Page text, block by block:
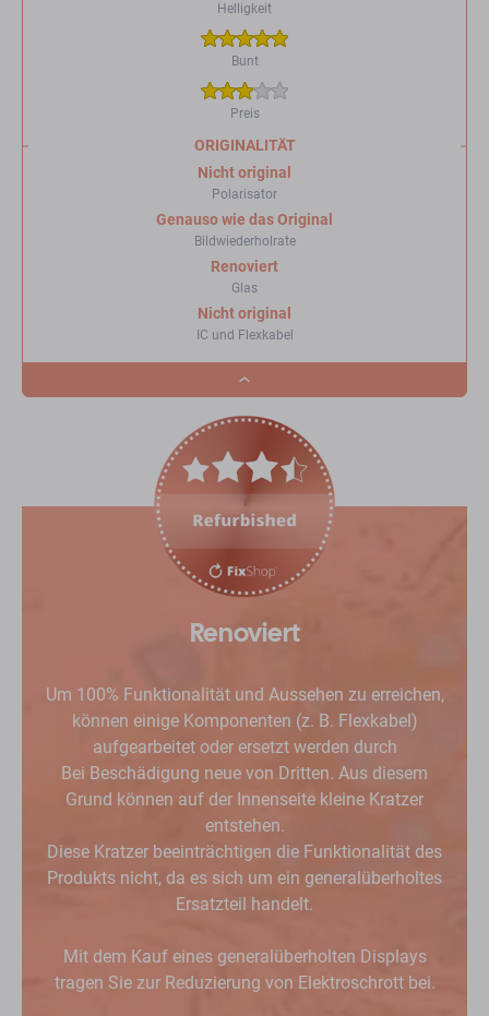
Helligkeit
Bunt
Preis
ORIGINALITÄT
Nicht original
Polarisator
Genauso wie das Original
Bildwiederholrate
Renoviert
Glas
Nicht original
IC und Flexkabel
button
Renoviert
Um 100% Funktionalität und Aussehen zu erreichen,
können einige Komponenten (z. B. Flexkabel)
aufgearbeitet oder ersetzt werden durch
Bei Beschädigung neue von Dritten. Aus diesem
Grund können auf der Innenseite kleine Kratzer
entstehen.
Diese Kratzer beeinträchtigen die Funktionalität des
Produkts nicht, da es sich um ein generalüberholtes
Ersatzteil handelt.
Mit dem Kauf eines generalüberholten Displays
tragen Sie zur Reduzierung von Elektroschrott bei.